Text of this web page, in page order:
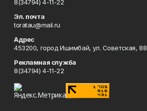
8(34794) 4-11-22
Эл. почта
toratau@mail.ru
Адрес
453200, город Ишимбай, ул. Советская, 88
Рекламная служба
8(34794) 4-11-22